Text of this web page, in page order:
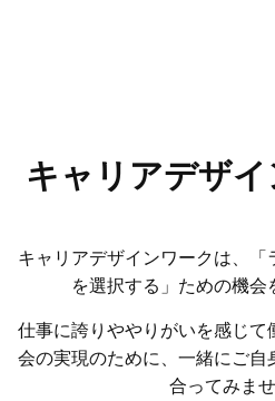
キャリアデザ
キャリアデザインワークは、
を選択する」ための機会
仕事に誇りややりがいを感じ
会の実現のために、一緒にご自
合ってみま